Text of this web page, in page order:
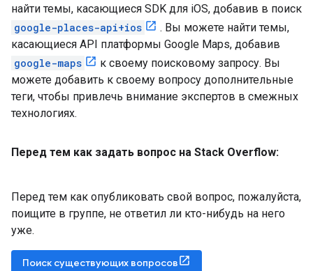
найти темы, касающиеся SDK для iOS, добавив в поиск
google-places-api+ios
. Вы можете найти темы,
касающиеся API платформы Google Maps, добавив
google-maps
к своему поисковому запросу. Вы
можете добавить к своему вопросу дополнительные
теги, чтобы привлечь внимание экспертов в смежных
технологиях.
Перед тем как задать вопрос на Stack Overflow:
Перед тем как опубликовать свой вопрос, пожалуйста,
поищите в группе, не ответил ли кто-нибудь на него
уже.
Поиск существующих вопросов